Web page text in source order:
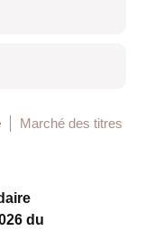
Marché des titres
du